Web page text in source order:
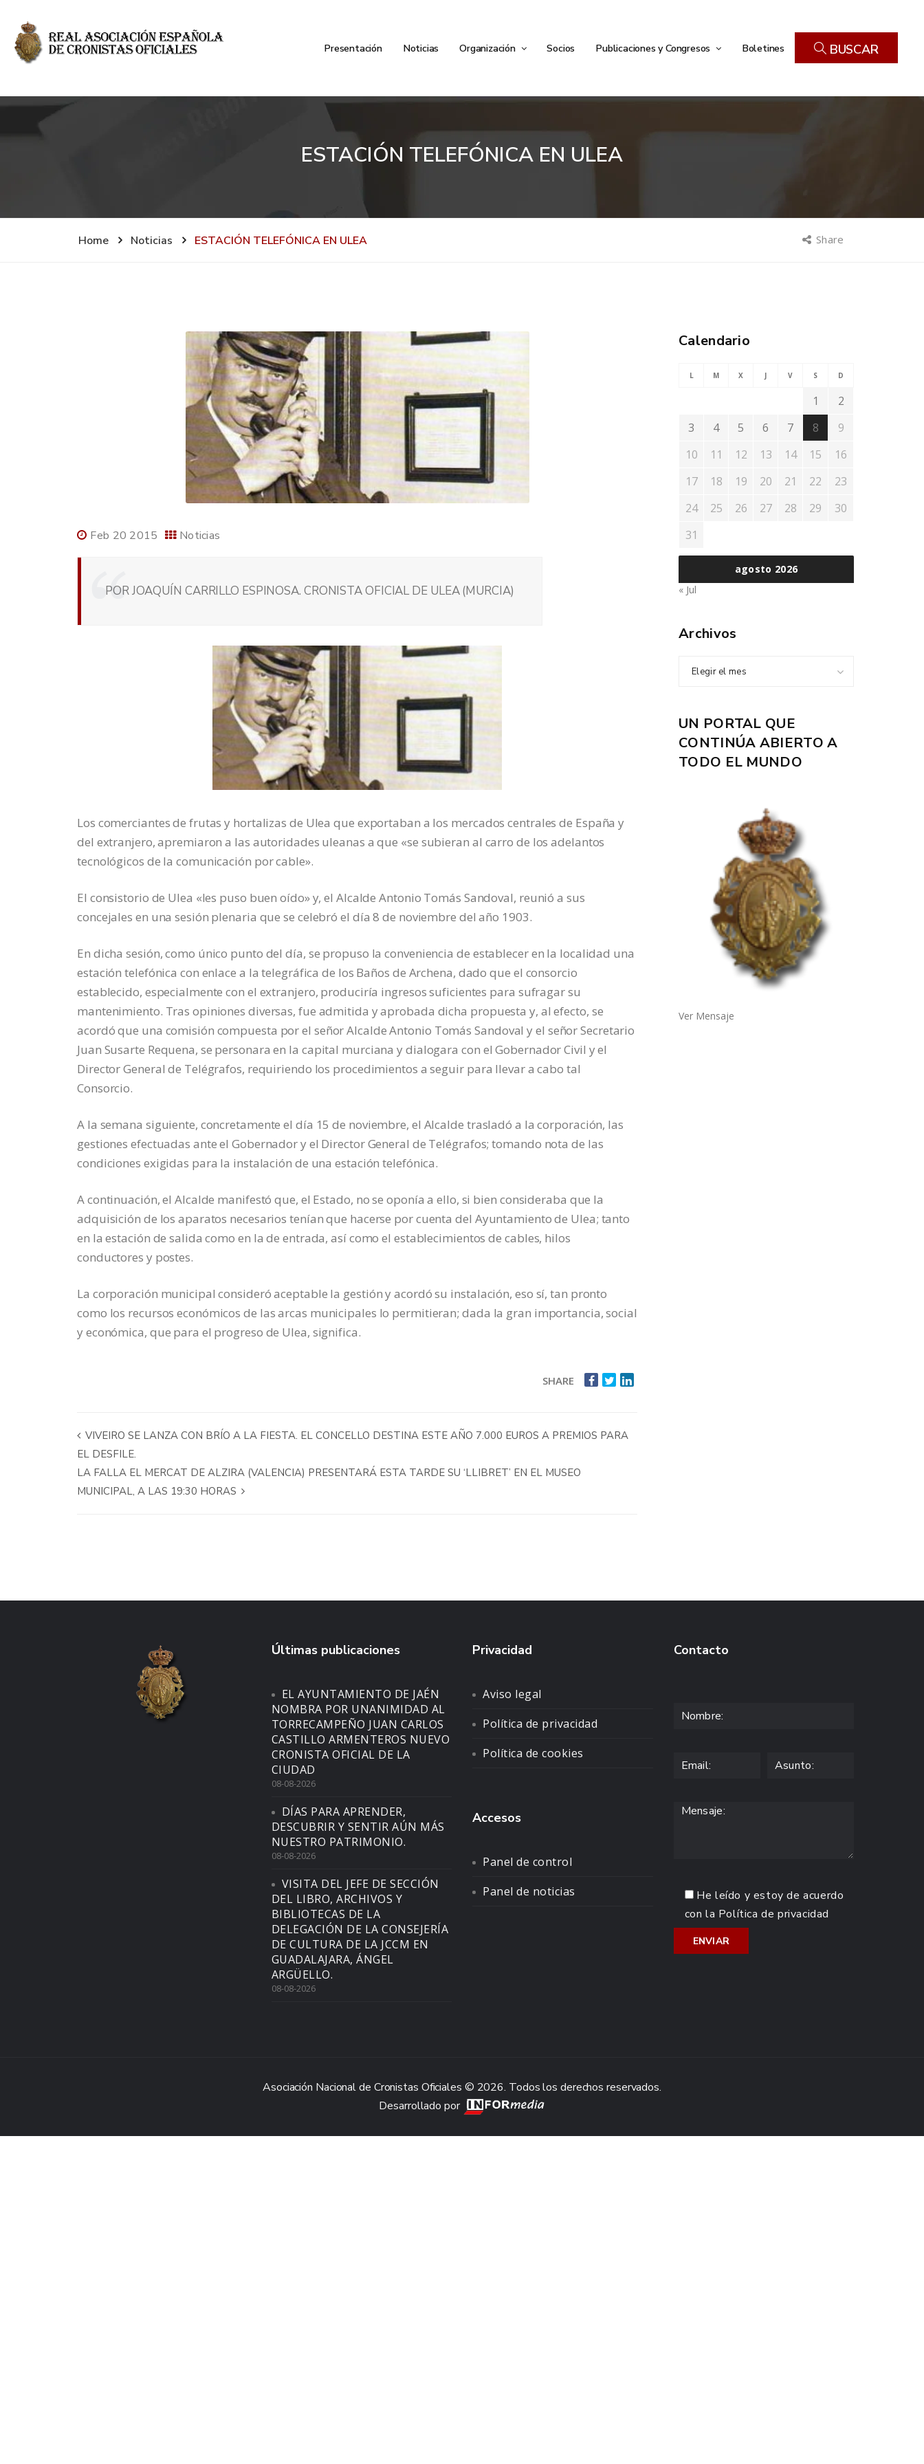
Presentación Noticias Organización Socios Publicaciones y Congresos Boletines BUSCAR
ESTACIÓN TELEFÓNICA EN ULEA
Home Noticias ESTACIÓN TELEFÓNICA EN ULEA Share
Feb 20 2015 Noticias
POR JOAQUÍN CARRILLO ESPINOSA. CRONISTA OFICIAL DE ULEA (MURCIA)
Los comerciantes de frutas y hortalizas de Ulea que exportaban a los mercados centrales de España y
del extranjero, apremiaron a las autoridades uleanas a que «se subieran al carro de los adelantos
tecnológicos de la comunicación por cable».
El consistorio de Ulea «les puso buen oído» y, el Alcalde Antonio Tomás Sandoval, reunió a sus
concejales en una sesión plenaria que se celebró el día 8 de noviembre del año 1903.
En dicha sesión, como único punto del día, se propuso la conveniencia de establecer en la localidad una
estación telefónica con enlace a la telegráfica de los Baños de Archena, dado que el consorcio
establecido, especialmente con el extranjero, produciría ingresos suficientes para sufragar su
mantenimiento. Tras opiniones diversas, fue admitida y aprobada dicha propuesta y, al efecto, se
acordó que una comisión compuesta por el señor Alcalde Antonio Tomás Sandoval y el señor Secretario
Juan Susarte Requena, se personara en la capital murciana y dialogara con el Gobernador Civil y el
Director General de Telégrafos, requiriendo los procedimientos a seguir para llevar a cabo tal
Consorcio.
A la semana siguiente, concretamente el día 15 de noviembre, el Alcalde trasladó a la corporación, las
gestiones efectuadas ante el Gobernador y el Director General de Telégrafos; tomando nota de las
condiciones exigidas para la instalación de una estación telefónica.
A continuación, el Alcalde manifestó que, el Estado, no se oponía a ello, si bien consideraba que la
adquisición de los aparatos necesarios tenían que hacerse por cuenta del Ayuntamiento de Ulea; tanto
en la estación de salida como en la de entrada, así como el establecimientos de cables, hilos
conductores y postes.
La corporación municipal consideró aceptable la gestión y acordó su instalación, eso sí, tan pronto
como los recursos económicos de las arcas municipales lo permitieran; dada la gran importancia, social
y económica, que para el progreso de Ulea, significa.
SHARE
VIVEIRO SE LANZA CON BRÍO A LA FIESTA. EL CONCELLO DESTINA ESTE AÑO 7.000 EUROS A PREMIOS PARA
EL DESFILE.
LA FALLA EL MERCAT DE ALZIRA (VALENCIA) PRESENTARÁ ESTA TARDE SU ‘LLIBRET’ EN EL MUSEO
MUNICIPAL, A LAS 19:30 HORAS
Calendario
agosto 2026
L M X J V S D
1
2
3
4 5 6 7 8
9
10
11 12 13 14 15
16
17
18 19 20 21 22
23
24
25 26 27 28 29
30
31
« Jul
Archivos
Elegir el mes
UN PORTAL QUE
CONTINÚA ABIERTO A
TODO EL MUNDO
Ver Mensaje
Últimas publicaciones
EL AYUNTAMIENTO DE JAÉN
NOMBRA POR UNANIMIDAD AL
TORRECAMPEÑO JUAN CARLOS
CASTILLO ARMENTEROS NUEVO
CRONISTA OFICIAL DE LA
CIUDAD
08-08-2026
DÍAS PARA APRENDER,
DESCUBRIR Y SENTIR AÚN MÁS
NUESTRO PATRIMONIO.
08-08-2026
VISITA DEL JEFE DE SECCIÓN
DEL LIBRO, ARCHIVOS Y
BIBLIOTECAS DE LA
DELEGACIÓN DE LA CONSEJERÍA
DE CULTURA DE LA JCCM EN
GUADALAJARA, ÁNGEL
ARGÜELLO.
08-08-2026
Privacidad
Aviso legal
Política de privacidad
Política de cookies
Accesos
Panel de control
Panel de noticias
Contacto
He leído y estoy de acuerdo
con la Política de privacidad
Asociación Nacional de Cronistas Oficiales © 2026. Todos los derechos reservados.
Desarrollado por